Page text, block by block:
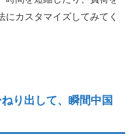
カスタマイズしてみてく
り出して、瞬間中国